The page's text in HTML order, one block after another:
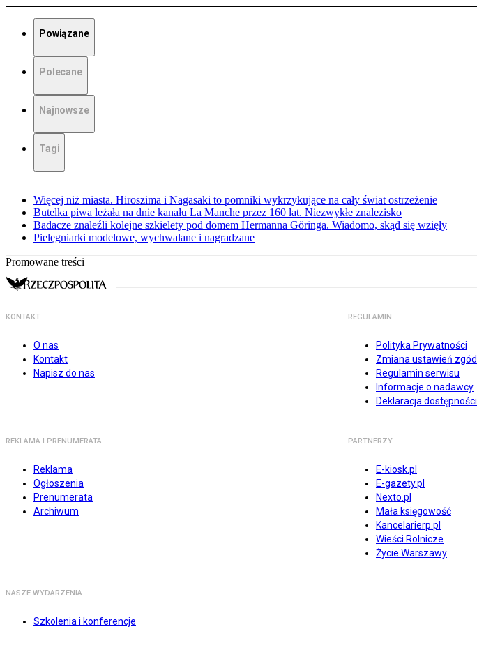
Powiązane
Polecane
Najnowsze
Tagi
Więcej niż miasta. Hiroszima i Nagasaki to pomniki wykrzykujące na cały świat ostrzeżenie
Butelka piwa leżała na dnie kanału La Manche przez 160 lat. Niezwykłe znalezisko
Badacze znaleźli kolejne szkielety pod domem Hermanna Göringa. Wiadomo, skąd się wzięły
Pielęgniarki modelowe, wychwalane i nagradzane
Promowane treści
KONTAKT
O nas
Kontakt
Napisz do nas
REGULAMIN
Polityka Prywatności
Zmiana ustawień zgód
Regulamin serwisu
Informacje o nadawcy
Deklaracja dostępności
REKLAMA I PRENUMERATA
Reklama
Ogłoszenia
Prenumerata
Archiwum
PARTNERZY
E-kiosk.pl
E-gazety.pl
Nexto.pl
Mała księgowość
Kancelarierp.pl
Wieści Rolnicze
Życie Warszawy
NASZE WYDARZENIA
Szkolenia i konferencje